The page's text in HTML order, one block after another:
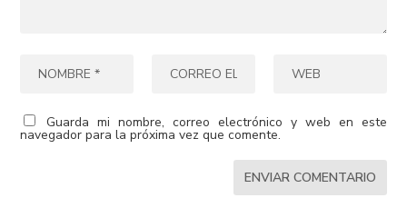
Guarda mi nombre, correo electrónico y web en este
navegador para la próxima vez que comente.